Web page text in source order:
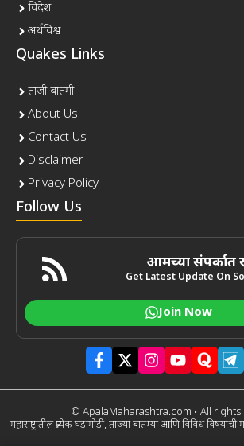
विदेश
अर्थविश्व
Quakes Links
ताजी बातमी
About Us
Contact Us
Disclaimer
Privacy Policy
Follow Us
आमच्या संपर्कात
Get Latest Update On
Join Now
© ApalaMaharashtra.com • All
महाराष्ट्रातील प्रत्येक घडामोडी, ताज्या बातम्या आणि विविध